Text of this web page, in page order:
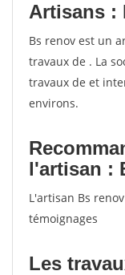
Artisans :
Bs renov est un
travaux de . La
travaux de et
environs.
l'artisan :
L'artisan Bs
témoignages
Les